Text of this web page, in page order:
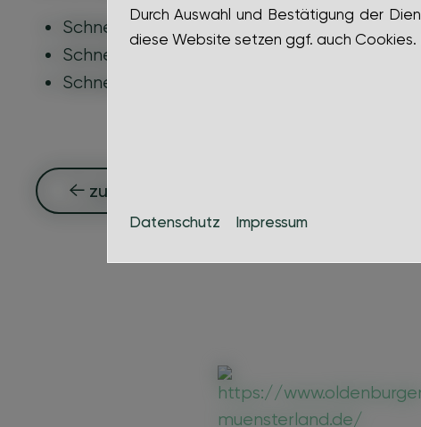
Schnee nicht auf Fahrbahnen lagern
Schnee
auf Nachbargrundstücke kehren
Schnee & Eis
zurück zur Übersicht
Durch Auswahl und Bestätigung der
diese Website setzen ggf. auch
Datenschutz Impressum